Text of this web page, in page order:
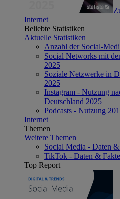
Internet
Beliebte Statistiken
Aktuelle Statistiken
Anzahl der Social-
Social Networks mit
2025
Soziale Netzwerke in
2025
Instagram - Nutzung
Deutschland 2025
Podcasts - Nutzung
Internet
Themen
Weitere Themen
Social Media - Daten
TikTok - Daten &
Top Report